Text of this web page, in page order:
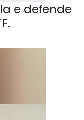
e defende